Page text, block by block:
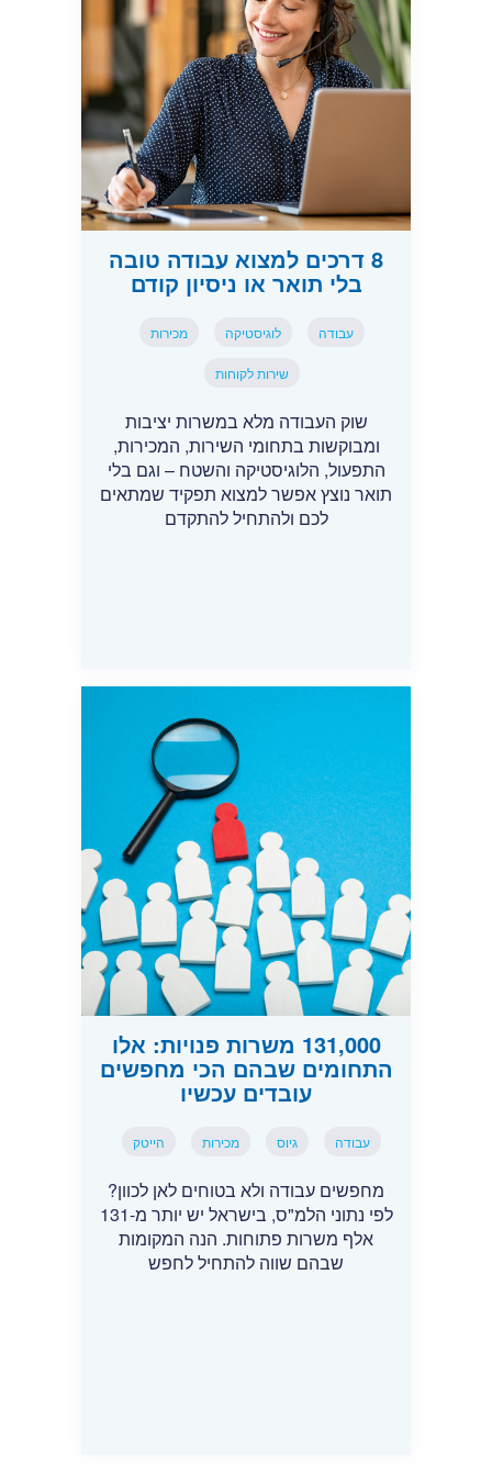
8 דרכים למצוא עבודה טובה
בלי תואר או ניסיון קודם
עבודה לוגיסטיקה מכירות
שירות לקוחות
שוק העבודה מלא במשרות יציבות
ומבוקשות בתחומי השירות, המכירות,
התפעול, הלוגיסטיקה והשטח – וגם בלי
תואר נוצץ אפשר למצוא תפקיד שמתאים
לכם ולהתחיל להתקדם
131,000 משרות פנויות: אלו
התחומים שבהם הכי מחפשים
עובדים עכשיו
עבודה גיוס מכירות הייטק
מחפשים עבודה ולא בטוחים לאן לכוון?
לפי נתוני הלמ"ס, בישראל יש יותר מ-131
אלף משרות פתוחות. הנה המקומות
שבהם שווה להתחיל לחפש